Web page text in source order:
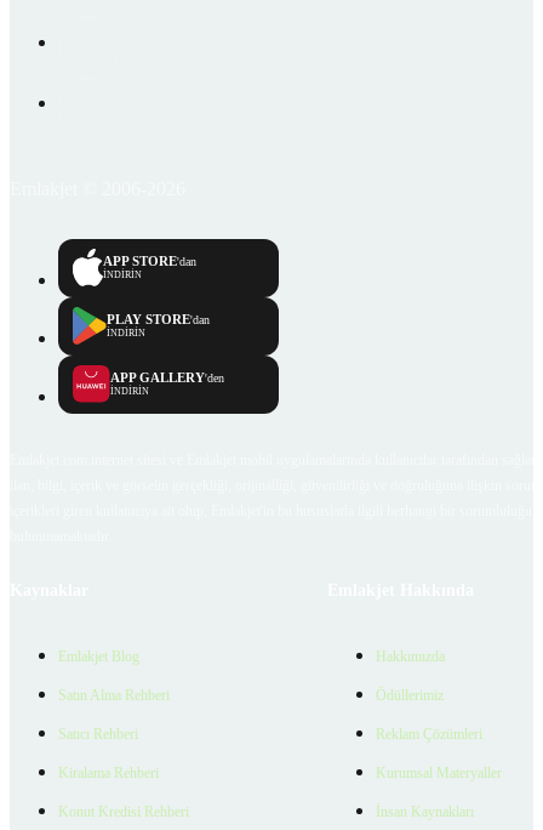
APP STORE'dan
İNDİRİN
PLAY STORE'dan
İNDİRİN
APP GALLERY'den
İNDİRİN
Emlakjet Blog
Satın Alma Rehberi
Satıcı Rehberi
Kiralama Rehberi
Konut Kredisi Rehberi
Hakkımızda
Ödüllerimiz
Reklam Çözümleri
Kurumsal Materyaller
İnsan Kaynakları